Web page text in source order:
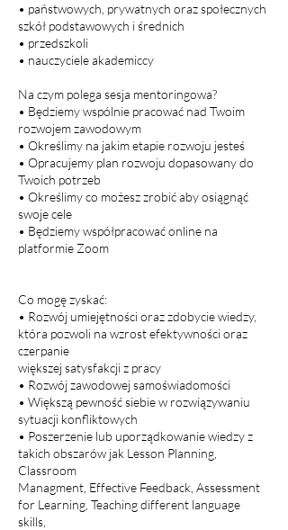
• państwowych, prywatnych oraz społecznych
szkół podstawowych i średnich
• przedszkoli
• nauczyciele akademiccy
Na czym polega sesja mentoringowa?
• Będziemy wspólnie pracować nad Twoim
rozwojem zawodowym
• Określimy na jakim etapie rozwoju jesteś
• Opracujemy plan rozwoju dopasowany do
Twoich potrzeb
• Określimy co możesz zrobić aby osiągnąć
swoje cele
• Będziemy współpracować online na
platformie Zoom
Co mogę zyskać:
• Rozwój umiejętności oraz zdobycie wiedzy,
która pozwoli na wzrost efektywności oraz
czerpanie
większej satysfakcji z pracy
• Rozwój zawodowej samoświadomości
• Większą pewność siebie w rozwiązywaniu
sytuacji konfliktowych
• Poszerzenie lub uporządkowanie wiedzy z
takich obszarów jak Lesson Planning,
Classroom
Managment, Effective Feedback, Assessment
for Learning, Teaching different language
skills,